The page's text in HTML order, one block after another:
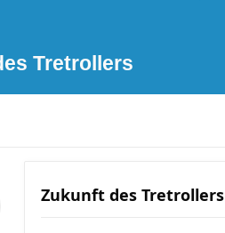
Tretrollers
Zukunft des Tretrollers